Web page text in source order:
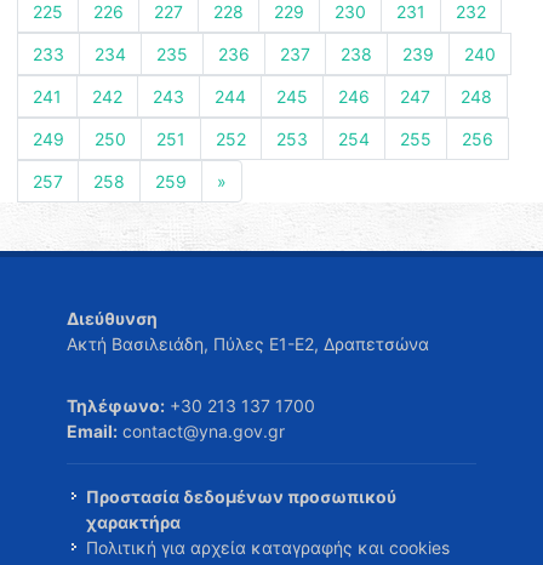
225 226 227 228 229 230 231 232
233 234 235 236 237 238 239 240
241 242 243 244 245 246 247 248
249 250 251 252 253 254 255 256
257 258 259 »
Διεύθυνση
Ακτή Βασιλειάδη, Πύλες Ε1-Ε2, Δραπετσώνα
Τηλέφωνο: +30 213 137 1700
Email: contact@yna.gov.gr
Προστασία δεδομένων προσωπικού
χαρακτήρα
Πολιτική για αρχεία καταγραφής και cookies